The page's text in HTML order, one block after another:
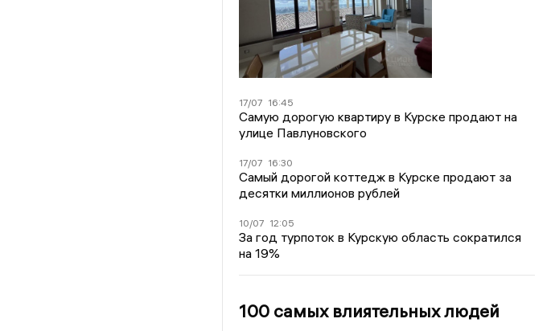
17/07 16:45
Самую дорогую квартиру в Курске продают на
улице Павлуновского
17/07 16:30
Самый дорогой коттедж в Курске продают за
десятки миллионов рублей
10/07 12:05
За год турпоток в Курскую область сократился
на 19%
100 самых влиятельных людей